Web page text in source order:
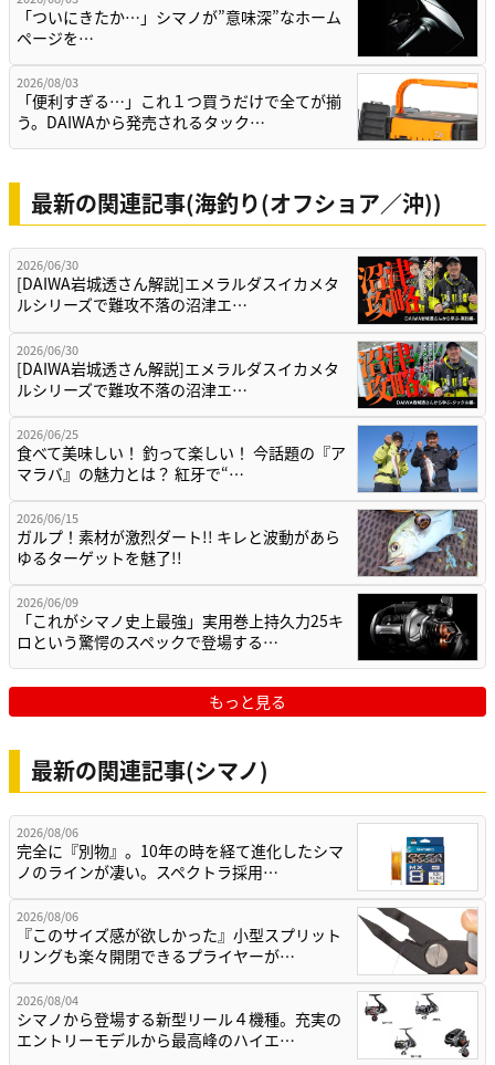
「ついにきたか…」シマノが”意味深”なホーム
ページを…
2026/08/03
「便利すぎる…」これ１つ買うだけで全てが揃
う。DAIWAから発売されるタック…
最新の関連記事(海釣り(オフショア／沖))
2026/06/30
[DAIWA岩城透さん解説]エメラルダスイカメタ
ルシリーズで難攻不落の沼津エ…
2026/06/30
[DAIWA岩城透さん解説]エメラルダスイカメタ
ルシリーズで難攻不落の沼津エ…
2026/06/25
食べて美味しい！ 釣って楽しい！ 今話題の『ア
マラバ』の魅力とは？ 紅牙で“…
2026/06/15
ガルプ！素材が激烈ダート!! キレと波動があら
ゆるターゲットを魅了!!
2026/06/09
「これがシマノ史上最強」実用巻上持久力25キ
ロという驚愕のスペックで登場する…
もっと見る
最新の関連記事(シマノ)
2026/08/06
完全に『別物』。10年の時を経て進化したシマ
ノのラインが凄い。スペクトラ採用…
2026/08/06
『このサイズ感が欲しかった』小型スプリット
リングも楽々開閉できるプライヤーが…
2026/08/04
シマノから登場する新型リール４機種。充実の
エントリーモデルから最高峰のハイエ…